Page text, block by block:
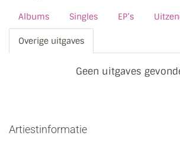
Albums Singles EP’s
Overige uitgaves
Geen uitgaves
Artiestinformatie